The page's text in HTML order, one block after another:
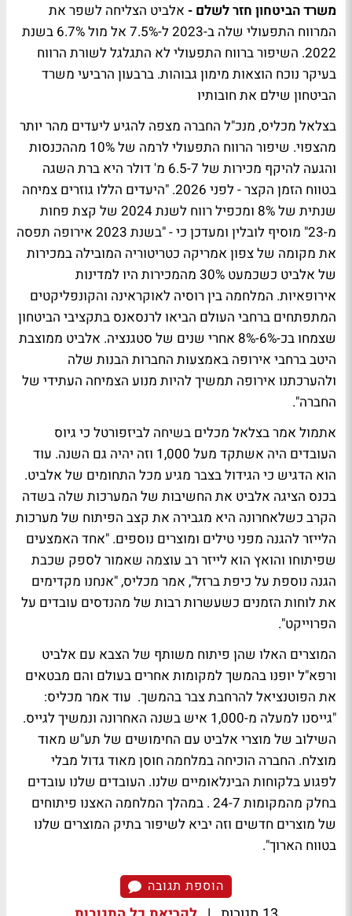
משרד הביטחון חזר לשלם - אלביט הצליחה לשפר את
המרווח התפעולי שלה ב-2023 ל-7.5% אל מול 6.7% בשנת
2022. השיפור ברווח התפעולי לא התגלגל לשורת הרווח
בעיקר נוכח הוצאות מימון גבוהות. ברבעון הרביעי משרד
הביטחון שילם את חובותיו
בצלאל מכליס, מנכ"ל החברה מצפה להגיע ליעדים מהר יותר
מהצפוי. שיפור הרווח התפעולי לרמה של 10% מההכנסות
והגעה להיקף מכירות של 6.5-7 מ' דולר היא ברת השגה
בטווח הזמן הקצר - לפני 2026. "היעדים הללו גוזרים צמיחה
שנתית של 8% ומכפיל רווח לשנת 2024 של קצת פחות
מ-23" מוסיף לובלין ומעדכן כי - "בשנת 2023 אירופה תפסה
את מקומה של צפון אמריקה כטריטוריה המובילה במכירות
של אלביט כשכמעט 30% מהמכירות היו למדינות
אירופאיות. המלחמה בין רוסיה לאוקראינה והקונפליקטים
המתפתחים ברחבי העולם הביאו לרנסאנס בתקציבי הביטחון
שצמחו בכ-6%-8% אחרי שנים של סטגנציה. אלביט ממוצבת
היטב ברחבי אירופה באמצעות החברות הבנות שלה
ולהערכתנו אירופה תמשיך להיות מנוע הצמיחה העתידי של
החברה".
אתמול אמר בצלאל מכלים בשיחה לביזפורטל כי גיוס
העובדים היה אשתקד מעל 1,000 וזה יהיה גם השנה. עוד
הוא הדגיש כי הגידול בצבר מגיע מכל התחומים של אלביט.
בכנס הציגה אלביט את החשיבות של המערכות שלה בשדה
הקרב כשלאחרונה היא מגבירה את קצב הפיתוח של מערכות
הלייזר להגנה מפני טילים ומוצרים נוספים. "אחד האמצעים
שפיתוחו והואץ הוא לייזר רב עוצמה שאמור לספק שכבת
הגנה נוספת על כיפת ברזל", אמר מכליס, "אנחנו מקדימים
את לוחות הזמנים כשעשרות רבות של מהנדסים עובדים על
הפרוייקט".
המוצרים האלו שהן פיתוח משותף של הצבא עם אלביט
ורפא"ל יופנו בהמשך למקומות אחרים בעולם והם מבטאים
את הפוטנציאל להרחבת צבר בהמשך. עוד אמר מכליס:
"גייסנו למעלה מ-1,000 איש בשנה האחרונה ונמשיך לגייס.
השילוב של מוצרי אלביט עם החימושים של תע"ש מאוד
מוצלח. החברה הוכיחה במלחמה חוסן מאוד גדול מבלי
לפגוע בלקוחות הבינלאומיים שלנו. העובדים שלנו עובדים
בחלק מהמקומות 24-7 . במהלך המלחמה האצנו פיתוחים
של מוצרים חדשים וזה יביא לשיפור בתיק המוצרים שלנו
בטווח הארוך".
הוספת תגובה